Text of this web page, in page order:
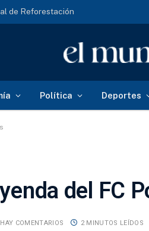
de Reforestación
Política Deportes
del FC
COMENTARIOS 2 MINUTOS LEÍDOS